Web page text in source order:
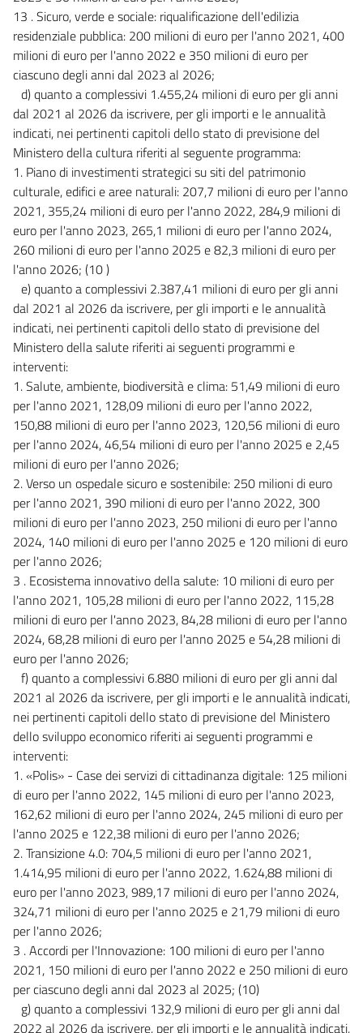
13 . Sicuro, verde e sociale: riqualificazione dell'edilizia
residenziale pubblica: 200 milioni di euro per l'anno 2021, 400
milioni di euro per l'anno 2022 e 350 milioni di euro per
ciascuno degli anni dal 2023 al 2026;
d) quanto a complessivi 1.455,24 milioni di euro per gli anni
dal 2021 al 2026 da iscrivere, per gli importi e le annualità
indicati, nei pertinenti capitoli dello stato di previsione del
Ministero della cultura riferiti al seguente programma:
1. Piano di investimenti strategici su siti del patrimonio
culturale, edifici e aree naturali: 207,7 milioni di euro per l'anno
2021, 355,24 milioni di euro per l'anno 2022, 284,9 milioni di
euro per l'anno 2023, 265,1 milioni di euro per l'anno 2024,
260 milioni di euro per l'anno 2025 e 82,3 milioni di euro per
l'anno 2026; (10 )
e) quanto a complessivi 2.387,41 milioni di euro per gli anni
dal 2021 al 2026 da iscrivere, per gli importi e le annualità
indicati, nei pertinenti capitoli dello stato di previsione del
Ministero della salute riferiti ai seguenti programmi e
interventi:
1. Salute, ambiente, biodiversità e clima: 51,49 milioni di euro
per l'anno 2021, 128,09 milioni di euro per l'anno 2022,
150,88 milioni di euro per l'anno 2023, 120,56 milioni di euro
per l'anno 2024, 46,54 milioni di euro per l'anno 2025 e 2,45
milioni di euro per l'anno 2026;
2. Verso un ospedale sicuro e sostenibile: 250 milioni di euro
per l'anno 2021, 390 milioni di euro per l'anno 2022, 300
milioni di euro per l'anno 2023, 250 milioni di euro per l'anno
2024, 140 milioni di euro per l'anno 2025 e 120 milioni di euro
per l'anno 2026;
3 . Ecosistema innovativo della salute: 10 milioni di euro per
l'anno 2021, 105,28 milioni di euro per l'anno 2022, 115,28
milioni di euro per l'anno 2023, 84,28 milioni di euro per l'anno
2024, 68,28 milioni di euro per l'anno 2025 e 54,28 milioni di
euro per l'anno 2026;
f) quanto a complessivi 6.880 milioni di euro per gli anni dal
2021 al 2026 da iscrivere, per gli importi e le annualità indicati,
nei pertinenti capitoli dello stato di previsione del Ministero
dello sviluppo economico riferiti ai seguenti programmi e
interventi:
1. «Polis» - Case dei servizi di cittadinanza digitale: 125 milioni
di euro per l'anno 2022, 145 milioni di euro per l'anno 2023,
162,62 milioni di euro per l'anno 2024, 245 milioni di euro per
l'anno 2025 e 122,38 milioni di euro per l'anno 2026;
2. Transizione 4.0: 704,5 milioni di euro per l'anno 2021,
1.414,95 milioni di euro per l'anno 2022, 1.624,88 milioni di
euro per l'anno 2023, 989,17 milioni di euro per l'anno 2024,
324,71 milioni di euro per l'anno 2025 e 21,79 milioni di euro
per l'anno 2026;
3 . Accordi per l'Innovazione: 100 milioni di euro per l'anno
2021, 150 milioni di euro per l'anno 2022 e 250 milioni di euro
per ciascuno degli anni dal 2023 al 2025; (10)
g) quanto a complessivi 132,9 milioni di euro per gli anni dal
2022 al 2026 da iscrivere, per gli importi e le annualità indicati,